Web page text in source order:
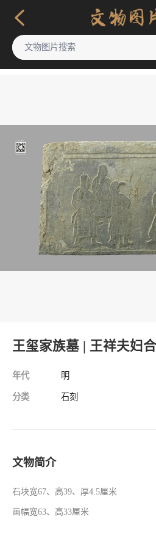
王玺家族墓 | 王祥夫妇
年代 明
分类 石刻
文物简介
石块宽67、高39、厚4.5厘米
画幅宽63、高33厘米